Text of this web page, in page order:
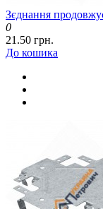
Зєднання
0
21.50 грн.
До кошика